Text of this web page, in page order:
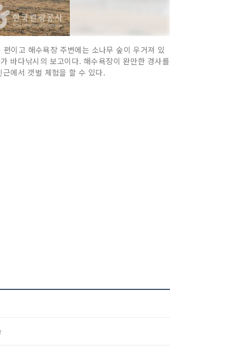
이고 해수욕장 주변에는 소나무 숲이 우거져 있
바다낚시의 보고이다. 해수욕장이 완만한 경사를
에서 갯벌 체험을 할 수 있다.